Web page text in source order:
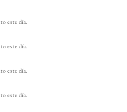
este día.
este día.
este día.
este día.